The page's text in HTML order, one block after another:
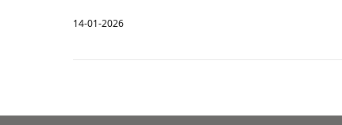
14-01-2026